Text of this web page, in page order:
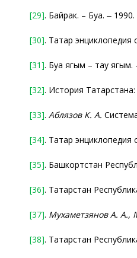
[29]. Байрак. – Буа. ‒
[30]. Татар энциклопедия
[31]. Буа ягым – тау ягым.
[32]. История
[33]. Аблязов К. А.
[34]. Татар энциклопедия
[35]. Башкортстан
[36]. Татарстан
[37]. Мухаметзянов А. А.,
[38]. Татарстан